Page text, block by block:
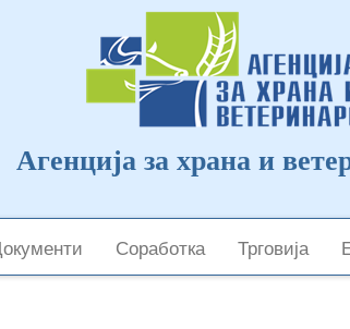
Агенција за храна и
Соработка Трговија